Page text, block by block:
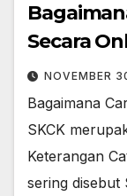
Secara
NOVEMBER
Bagaimana
SKCK
Keterangan
sering disebut